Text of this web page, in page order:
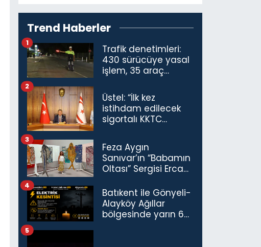
Trend Haberler
Trafik denetimleri:
430 sürücüye yasal
işlem, 35 araç
1
Üstel: “İlk kez
istihdam edilecek
sigortalı KKTC
maaş desteğini 35
bin TL'ye çıkardık”
2
Feza Aygın
Sanıvar’ın “Babamın
Oltası” Sergisi Ercan
Açıldı
3
Batıkent ile Gönyeli-
Alayköy Ağıllar
bölgesinde yarın 6
4
5